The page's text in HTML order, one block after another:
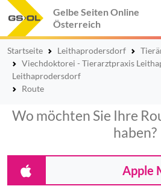
Gelbe Seiten Online
Österreich
Startseite Leithaprodersdorf
Viechdoktorei - Tierarztpraxis
Leithaprodersdorf
Route
Wo möchten Sie Ihre
haben?
Apple